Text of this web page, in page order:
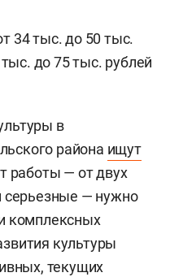
с присвоенным
надбавки к
лет
4,6 тыс. рублей,
за
в 462 рубля и
условия
тыс. рублей.
сотруднику
оклада — это плюс
34 тыс. до 50 тыс.
до 75 тыс. рублей
в
района ищут
работы — от двух
серьезные — нужно
комплексных
культуры
текущих